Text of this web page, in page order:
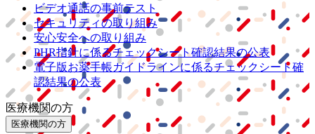
ビデオ通話の事前テスト
セキュリティの取り組み
安心安全への取り組み
PHR指針に係るチェックシート確認結果の公表
電子版お薬手帳ガイドラインに係るチェックシート確
認結果の公表
医療機関の方
医療機関の方